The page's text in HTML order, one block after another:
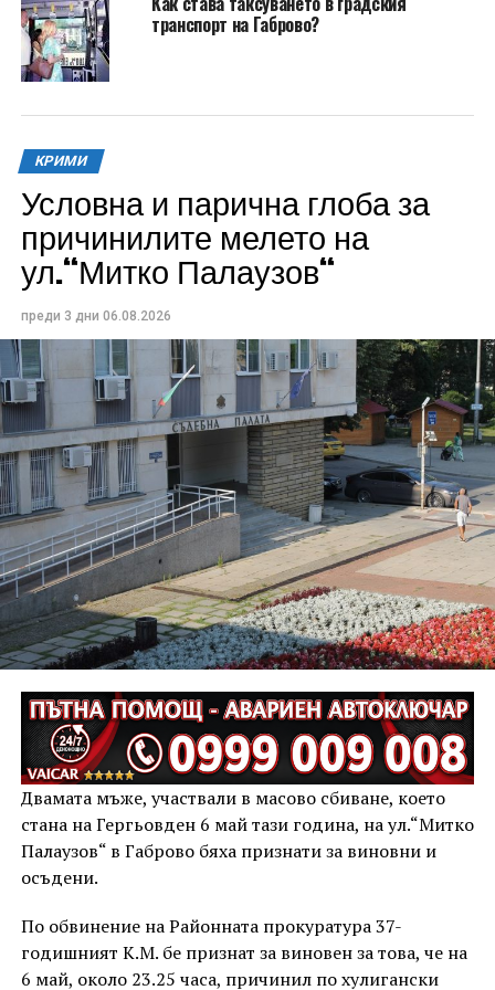
транспорт на Габрово?
КРИМИ
Условна и парична глоба за
причинилите мелето на
ул.“Митко Палаузов“
преди 3 дни 06.08.2026
Двамата мъже, участвали в масово сбиване, което
стана на Гергьовден 6 май тази година, на ул.“Митко
Палаузов“ в Габрово бяха признати за виновни и
осъдени.
По обвинение на Районната прокуратура 37-
годишният К.М. бе признат за виновен за това, че на
6 май, около 23.25 часа, причинил по хулигански